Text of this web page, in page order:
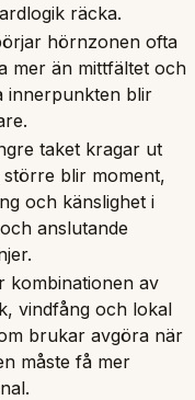
räcka.
hörnzonen ofta
mer än mittfältet och
innerpunkten blir
taket kragar ut
större blir moment,
och känslighet i
anslutande
kombinationen av
vindfång och lokal
brukar avgöra när
måste få mer